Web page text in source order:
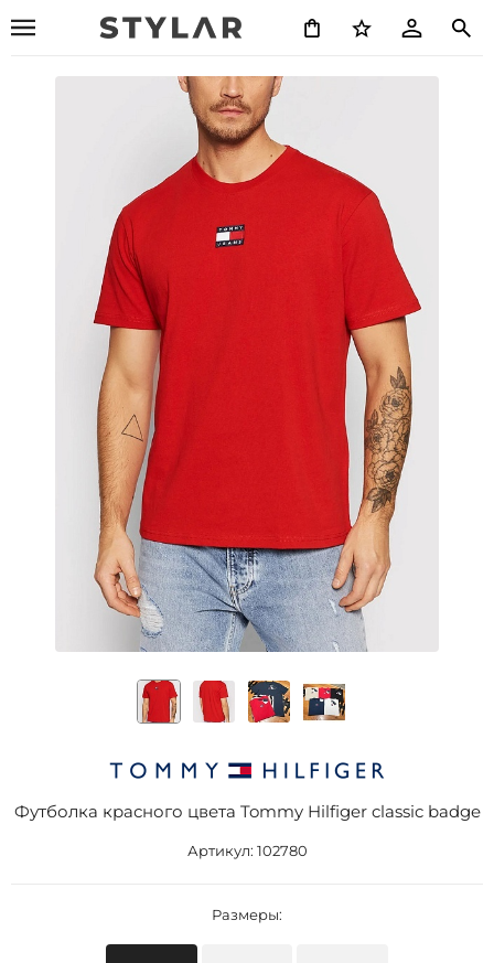
Футболка красного цвета Tommy Hilfiger classic badge
Артикул: 102780
Размеры: